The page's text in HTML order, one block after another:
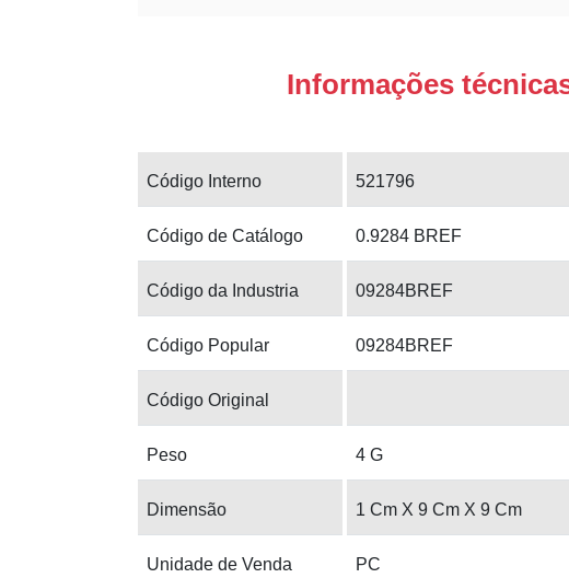
Informações
Código Interno 521796
Código de Catálogo 0.9284 BREF
Código da Industria 09284BREF
Código Popular 09284BREF
Código Original
Peso 4 G
Dimensão 1 Cm X 9 Cm X 9 Cm
Unidade de Venda PC